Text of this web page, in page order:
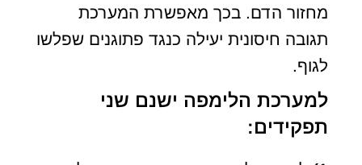
מחזור הדם. בכך מאפשרת המערכת
תגובה חיסונית יעילה כנגד פתוגנים שפלשו
לגוף.
למערכת הלימפה ישנם שני
תפקידים: